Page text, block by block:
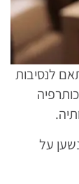
לנסיבות
על